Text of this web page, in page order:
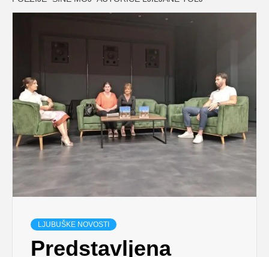
LJUBUŠKE NOVOSTI
Predstavljena